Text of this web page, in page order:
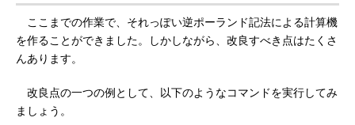
ここまでの作業で、それっぽい逆ポーランド記法による計算機
を作ることができました。しかしながら、改良すべき点はたくさ
んあります。
改良点の一つの例として、以下のようなコマンドを実行してみ
ましょう。